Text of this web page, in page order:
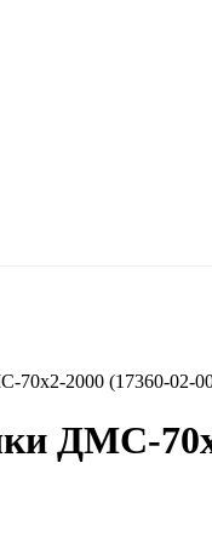
70х2-2000 (17360-02-
ДМС-